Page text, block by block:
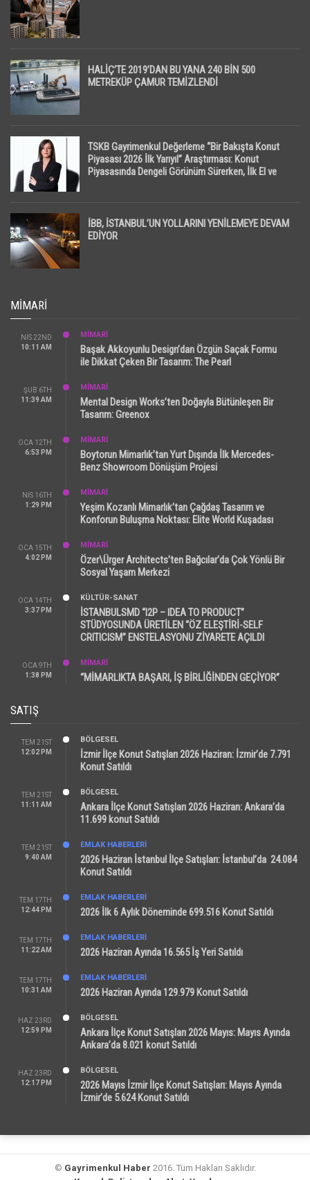
HALİÇ’TE 2019’DAN BU YANA 240 BİN 500
METREKÜP ÇAMUR TEMİZLENDİ
TSKB Gayrimenkul Değerleme “Bir Bakışta Konut
Piyasası 2026 İlk Yarıyıl” Araştırması: Konut
Piyasasında Dengeli Görünüm Sürerken, İlk El ve
İBB, İSTANBUL’UN YOLLARINI YENİLEMEYE DEVAM
EDİYOR
MIMARI
NIS 22ND
10:11 AM
MİMARİ
Başak Akkoyunlu Design’dan Özgün Saçak Formu
ile Dikkat Çeken Bir Tasarım: The Pearl
ŞUB 6TH
11:39 AM
MİMARİ
Mental Design Works’ten Doğayla Bütünleşen Bir
Tasarım: Greenox
OCA 12TH
6:53 PM
MİMARİ
Boytorun Mimarlık’tan Yurt Dışında İlk Mercedes-
Benz Showroom Dönüşüm Projesi
NIS 16TH
1:29 PM
MİMARİ
Yeşim Kozanlı Mimarlık’tan Çağdaş Tasarım ve
Konforun Buluşma Noktası: Elite World Kuşadası
OCA 15TH
4:02 PM
MİMARİ
Özer\Ürger Architects’ten Bağcılar’da Çok Yönlü Bir
Sosyal Yaşam Merkezi
OCA 14TH
3:37 PM
KÜLTÜR-SANAT
İSTANBULSMD “I2P – IDEA TO PRODUCT”
STÜDYOSUNDA ÜRETİLEN “ÖZ ELEŞTİRİ-SELF
CRITICISM” ENSTELASYONU ZİYARETE AÇILDI
OCA 9TH
1:38 PM
MİMARİ
“MİMARLIKTA BAŞARI, İŞ BİRLİĞİNDEN GEÇİYOR”
SATIŞ
TEM 21ST
12:02 PM
BÖLGESEL
İzmir İlçe Konut Satışları 2026 Haziran: İzmir’de 7.791
Konut Satıldı
TEM 21ST
11:11 AM
BÖLGESEL
Ankara İlçe Konut Satışları 2026 Haziran: Ankara’da
11.699 konut Satıldı
TEM 21ST
9:40 AM
EMLAK HABERLERI
2026 Haziran İstanbul İlçe Satışları: İstanbul’da 24.084
Konut Satıldı
TEM 17TH
12:44 PM
EMLAK HABERLERI
2026 İlk 6 Aylık Döneminde 699.516 Konut Satıldı
TEM 17TH
11:22 AM
EMLAK HABERLERI
2026 Haziran Ayında 16.565 İş Yeri Satıldı
TEM 17TH
10:31 AM
EMLAK HABERLERI
2026 Haziran Ayında 129.979 Konut Satıldı
HAZ 23RD
12:59 PM
BÖLGESEL
Ankara İlçe Konut Satışları 2026 Mayıs: Mayıs Ayında
Ankara’da 8.021 konut Satıldı
HAZ 23RD
12:17 PM
BÖLGESEL
2026 Mayıs İzmir İlçe Konut Satışları: Mayıs Ayında
İzmir’de 5.624 Konut Satıldı
© Gayrimenkul Haber 2016. Tüm Hakları Saklıdır.